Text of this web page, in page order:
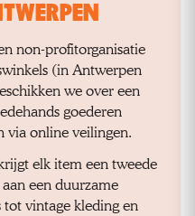
non-profitorganisatie
(in Antwerpen
we over een
goederen
via online veilingen.
elk item een tweede
een duurzame
tot vintage kleding en